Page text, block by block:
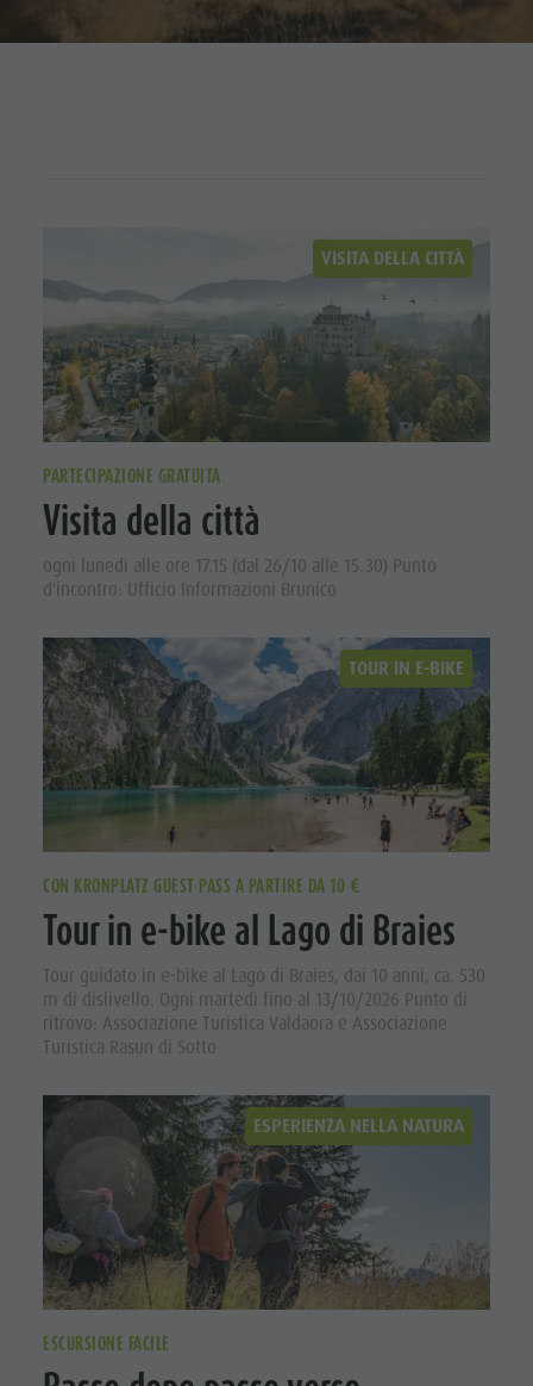
VISITA DELLA CITTÀ
PARTECIPAZIONE GRATUITA
Visita della città
ogni lunedì alle ore 17.15 (dal 26/10 alle 15.30) Punto
d'incontro: Ufficio Informazioni Brunico
TOUR IN E-BIKE
CON KRONPLATZ GUEST PASS A PARTIRE DA 10 €
Tour in e-bike al Lago di Braies
Tour guidato in e-bike al Lago di Braies, dai 10 anni, ca. 530
m di dislivello. Ogni martedì fino al 13/10/2026 Punto di
ritrovo: Associazione Turistica Valdaora e Associazione
Turistica Rasun di Sotto
ESPERIENZA NELLA NATURA
ESCURSIONE FACILE